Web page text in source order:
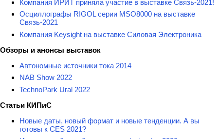
Компания ИРИТ приняла участие в выставке Связь-2021!
Осциллографы RIGOL серии MSO8000 на выставке
Связь-2021
Компания Keysight на выставке Силовая Электроника
Обзоры и анонсы выставок
Автономные источники тока 2014
NAB Show 2022
TechnoPark Ural 2022
Статьи КИПиС
Новые даты, новый формат и новые тенденции. А вы
готовы к CES 2021?